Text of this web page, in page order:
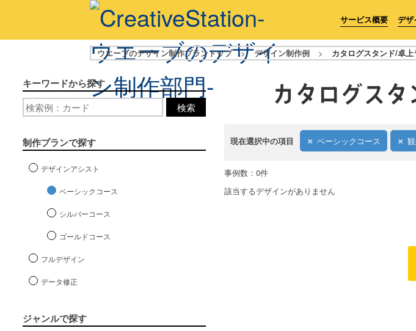
サービス概要 デザ
ウエーブのデザイン制作プラントップ > デザイン制作例 > カタログスタンド/卓上
カタログス
現在選択中の項目 ベーシックコース
キーワードから探す
検索
制作プランで探す
デザインアシスト
ベーシックコース
シルバーコース
ゴールドコース
フルデザイン
データ修正
ジャンルで探す
事例数：0件
該当するデザインがありません